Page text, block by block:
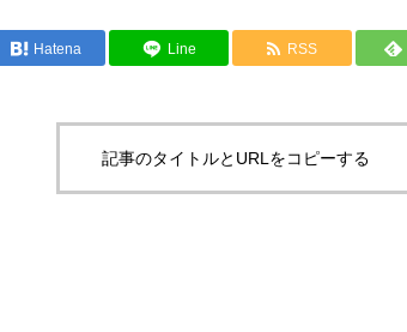
Hatena Line RSS
記事のタイトルとURLをコピーする